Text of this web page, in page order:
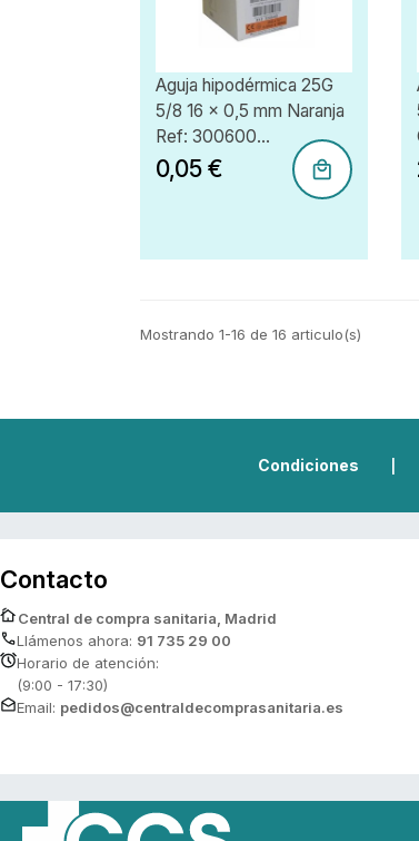
Aguja hipodérmica 25G
5/8 16 x 0,5 mm Naranja
Ref: 300600...
0,05 €
Mostrando 1-16 de 16 articulo(s)
Condiciones
Contacto
Central de compra sanitaria, Madrid
Llámenos ahora: 91 735 29 00
Horario de atención:
(9:00 - 17:30)
Email: pedidos@centraldecomprasanitaria.es